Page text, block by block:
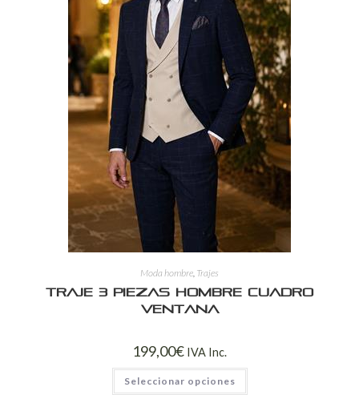
Moda hombre, Trajes
Traje 3 Piezas Hombre Cuadro
Ventana
199,00€ IVA Inc.
Seleccionar opciones